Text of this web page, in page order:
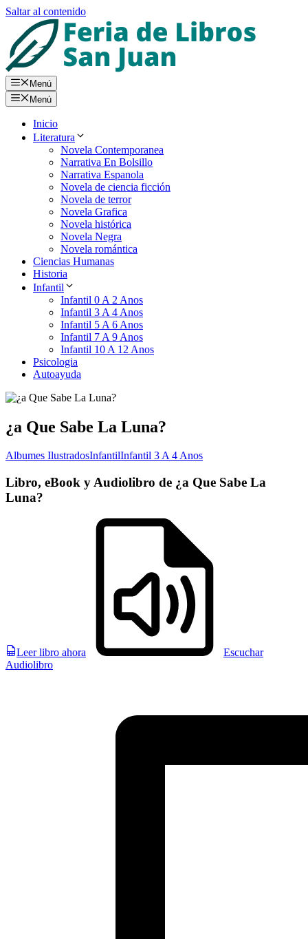
Saltar al contenido
Menú
Menú
Inicio
Literatura
Novela Contemporanea
Narrativa En Bolsillo
Narrativa Espanola
Novela de ciencia ficción
Novela de terror
Novela Grafica
Novela histórica
Novela Negra
Novela romántica
Ciencias Humanas
Historia
Infantil
Infantil 0 A 2 Anos
Infantil 3 A 4 Anos
Infantil 5 A 6 Anos
Infantil 7 A 9 Anos
Infantil 10 A 12 Anos
Psicologia
Autoayuda
¿a Que Sabe La Luna?
Albumes IlustradosInfantilInfantil 3 A 4 Anos
Libro, eBook y Audiolibro de ¿a Que Sabe La
Luna?
Leer libro ahora
Escuchar
Audiolibro